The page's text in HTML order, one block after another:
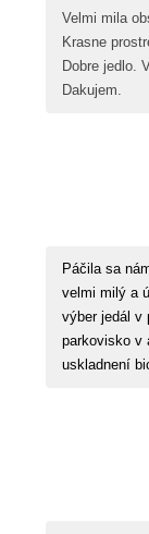
Velmi mila
Krasne
Dobre jedlo.
Dakujem.
Páčila sa
velmi milý a
výber jedál v
parkovisko v
uskladnení